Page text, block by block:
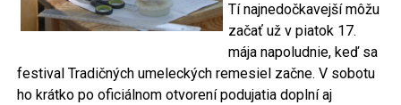
Tí najnedočkavejší môžu
začať už v piatok 17.
mája napoludnie, keď sa
festival Tradičných umeleckých remesiel začne. V sobotu
ho krátko po oficiálnom otvorení podujatia doplní aj